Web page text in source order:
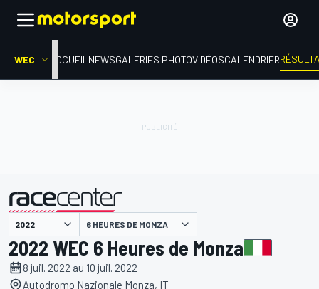
WEC ACCUEIL NEWSGALERIES PHOTOVIDÉOSCALENDRIER
présenté par 6 HEURES DE MONZA
2022 WEC 6 Heures de Monza
8 juil. 2022 au 10 juil. 2022
Autodromo Nazionale Monza, IT